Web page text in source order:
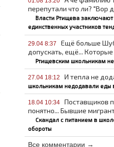
перепутали что ли? "Вор
Власти Ртищева
единственных участников
29.04 8:37
Ещё больше
допускать, ещё... Которые
Ртищевским школьникам
27.04 18:12 И тепла не
школьникам недодавали еды
18.04 10:34
Поставщиков
понятно... Бывшие
Скандал с питанием в
обороты
Все комментарии →